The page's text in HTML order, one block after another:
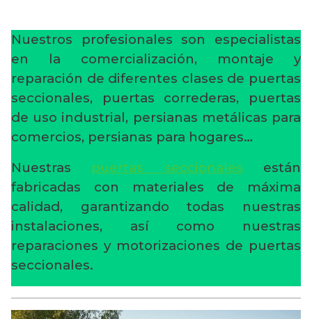
Nuestros profesionales son especialistas
en la comercialización, montaje y
reparación de diferentes clases de puertas
seccionales, puertas correderas, puertas
de uso industrial, persianas metálicas para
comercios, persianas para hogares…
Nuestras puertas seccionales están
fabricadas con materiales de máxima
calidad, garantizando todas nuestras
instalaciones, así como nuestras
reparaciones y motorizaciones de puertas
seccionales.